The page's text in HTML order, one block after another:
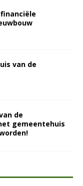
van de
de
gemeentehuis